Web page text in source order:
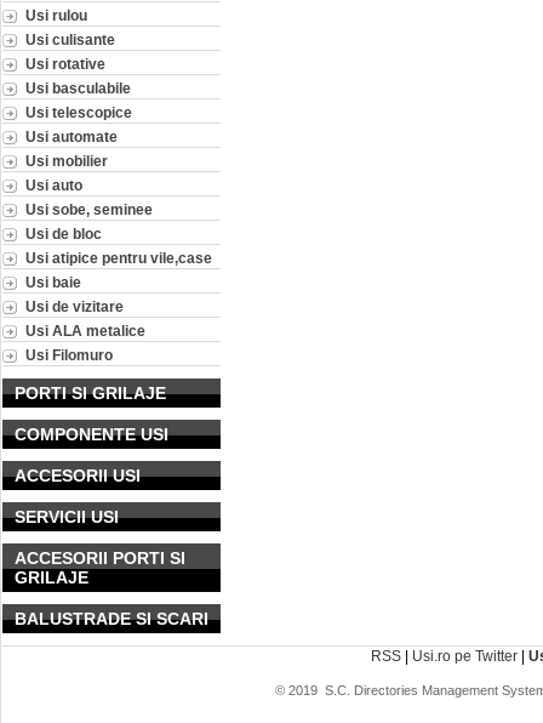
Usi rulou
Usi culisante
Usi rotative
Usi basculabile
Usi telescopice
Usi automate
Usi mobilier
Usi auto
Usi sobe, seminee
Usi de bloc
Usi atipice pentru vile,case
Usi baie
Usi de vizitare
Usi ALA metalice
Usi Filomuro
PORTI SI GRILAJE
COMPONENTE USI
ACCESORII USI
SERVICII USI
ACCESORII PORTI SI
GRILAJE
BALUSTRADE SI SCARI
RSS | Usi.ro pe Twitter |
© 2019 S.C. Directories Management